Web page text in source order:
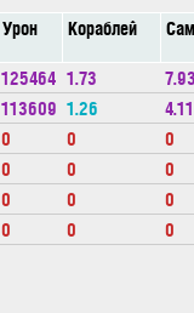
Урон Кораблей
125464 1.73
113609 1.26
4.11
0 0
0
0 0
0
0 0
0
0 0
0